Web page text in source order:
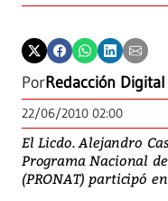
PorRedacción
22/06/2010 02:00
El Licdo. Alejandro
Programa Nacional
(PRONAT) participó